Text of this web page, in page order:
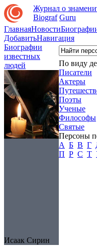
Журнал о
Biograf Guru
ГлавнаяНовости
ДобавитьНавигация
Биографии
известных
людей
Исаак Сирин
По виду
Писатели
Актеры
Поэты
Ученые
Философы
Святые
Персоны
А Б В Г
П Р С Т